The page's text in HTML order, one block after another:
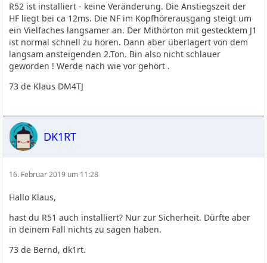
R52 ist installiert - keine Veränderung. Die Anstiegszeit der
HF liegt bei ca 12ms. Die NF im Kopfhörerausgang steigt um
ein Vielfaches langsamer an. Der Mithörton mit gestecktem J1
ist normal schnell zu hören. Dann aber überlagert von dem
langsam ansteigenden 2.Ton. Bin also nicht schlauer
geworden ! Werde nach wie vor gehört .
73 de Klaus DM4TJ
DK1RT
16. Februar 2019 um 11:28
Hallo Klaus,
hast du R51 auch installiert? Nur zur Sicherheit. Dürfte aber
in deinem Fall nichts zu sagen haben.
73 de Bernd, dk1rt.